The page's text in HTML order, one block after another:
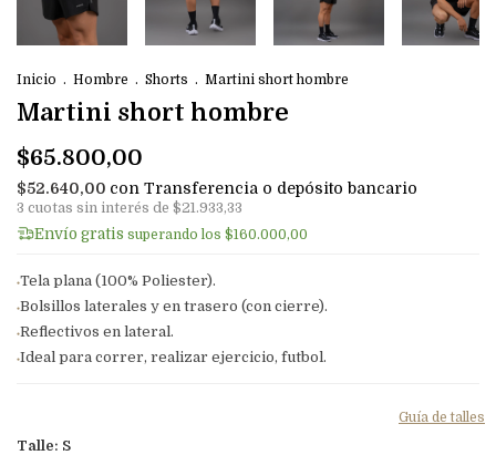
Inicio . Hombre . Shorts . Martini short hombre
Martini short hombre
$65.800,00
$52.640,00 con Transferencia o depósito bancario
3 cuotas sin interés de $21.933,33
Envío gratis superando los $160.000,00
●Tela plana (100% Poliester).
●Bolsillos laterales y en trasero (con cierre).
●Reflectivos en lateral.
●Ideal para correr, realizar ejercicio, futbol.
Guía de talles
Talle: S